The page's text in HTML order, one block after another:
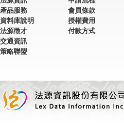
產品服務
資料庫說明
法源徵才
交通資訊
策略聯盟
會員條款
授權費用
付款方式